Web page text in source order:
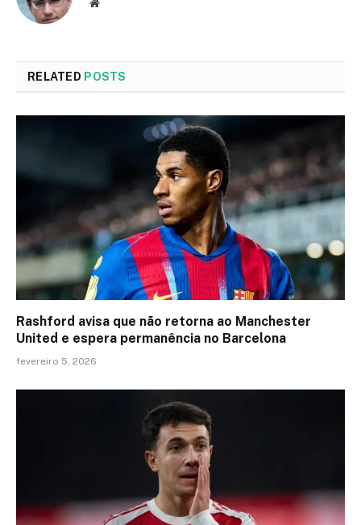
Website
RELATED POSTS
Rashford avisa que não retorna ao Manchester
United e espera permanência no Barcelona
fevereiro 5, 2026